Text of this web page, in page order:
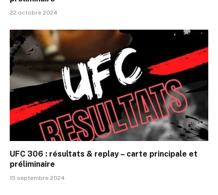
22 octobre 2024
UFC 306 : résultats & replay – carte principale et
préliminaire
15 septembre 2024